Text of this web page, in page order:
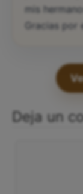
mis
Gracias
Deja un